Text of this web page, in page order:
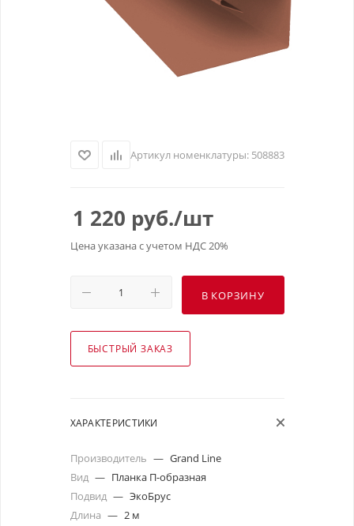
Артикул номенклатуры: 508883
1 220 руб./шт
Цена указана с учетом НДС 20%
В КОРЗИНУ
БЫСТРЫЙ ЗАКАЗ
ХАРАКТЕРИСТИКИ
Производитель — Grand Line
Вид — Планка П-образная
Подвид — ЭкоБрус
Длина — 2 м